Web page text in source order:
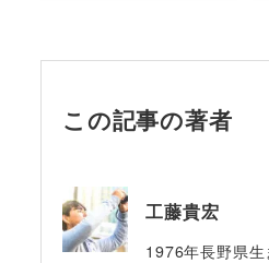
この記事の著者
工藤貴宏
1976年長野県